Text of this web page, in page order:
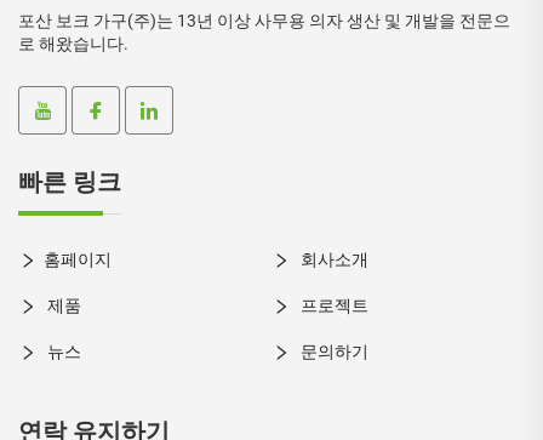
포산 보크 가구(주)는 13년 이상 사무용 의자 생산 및 개발을 전문으
로 해왔습니다.
빠른 링크
홈페이지 회사소개
제품 프로젝트
뉴스 문의하기
연락 유지하기